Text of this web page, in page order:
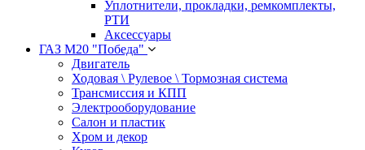
Уплотнители, прокладки, ремкомплекты,
РТИ
Аксессуары
ГАЗ М20 "Победа"
Двигатель
Ходовая \ Рулевое \ Тормозная система
Трансмиссия и КПП
Электрооборудование
Салон и пластик
Хром и декор